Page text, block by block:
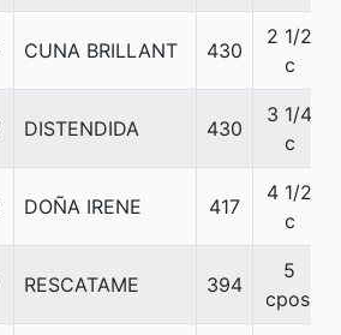
CUNA BRILLANT 430
2 1/2
c
DISTENDIDA 430
3 1/4
c
DOÑA IRENE 417
4 1/2
c
RESCATAME 394
5
cpos.